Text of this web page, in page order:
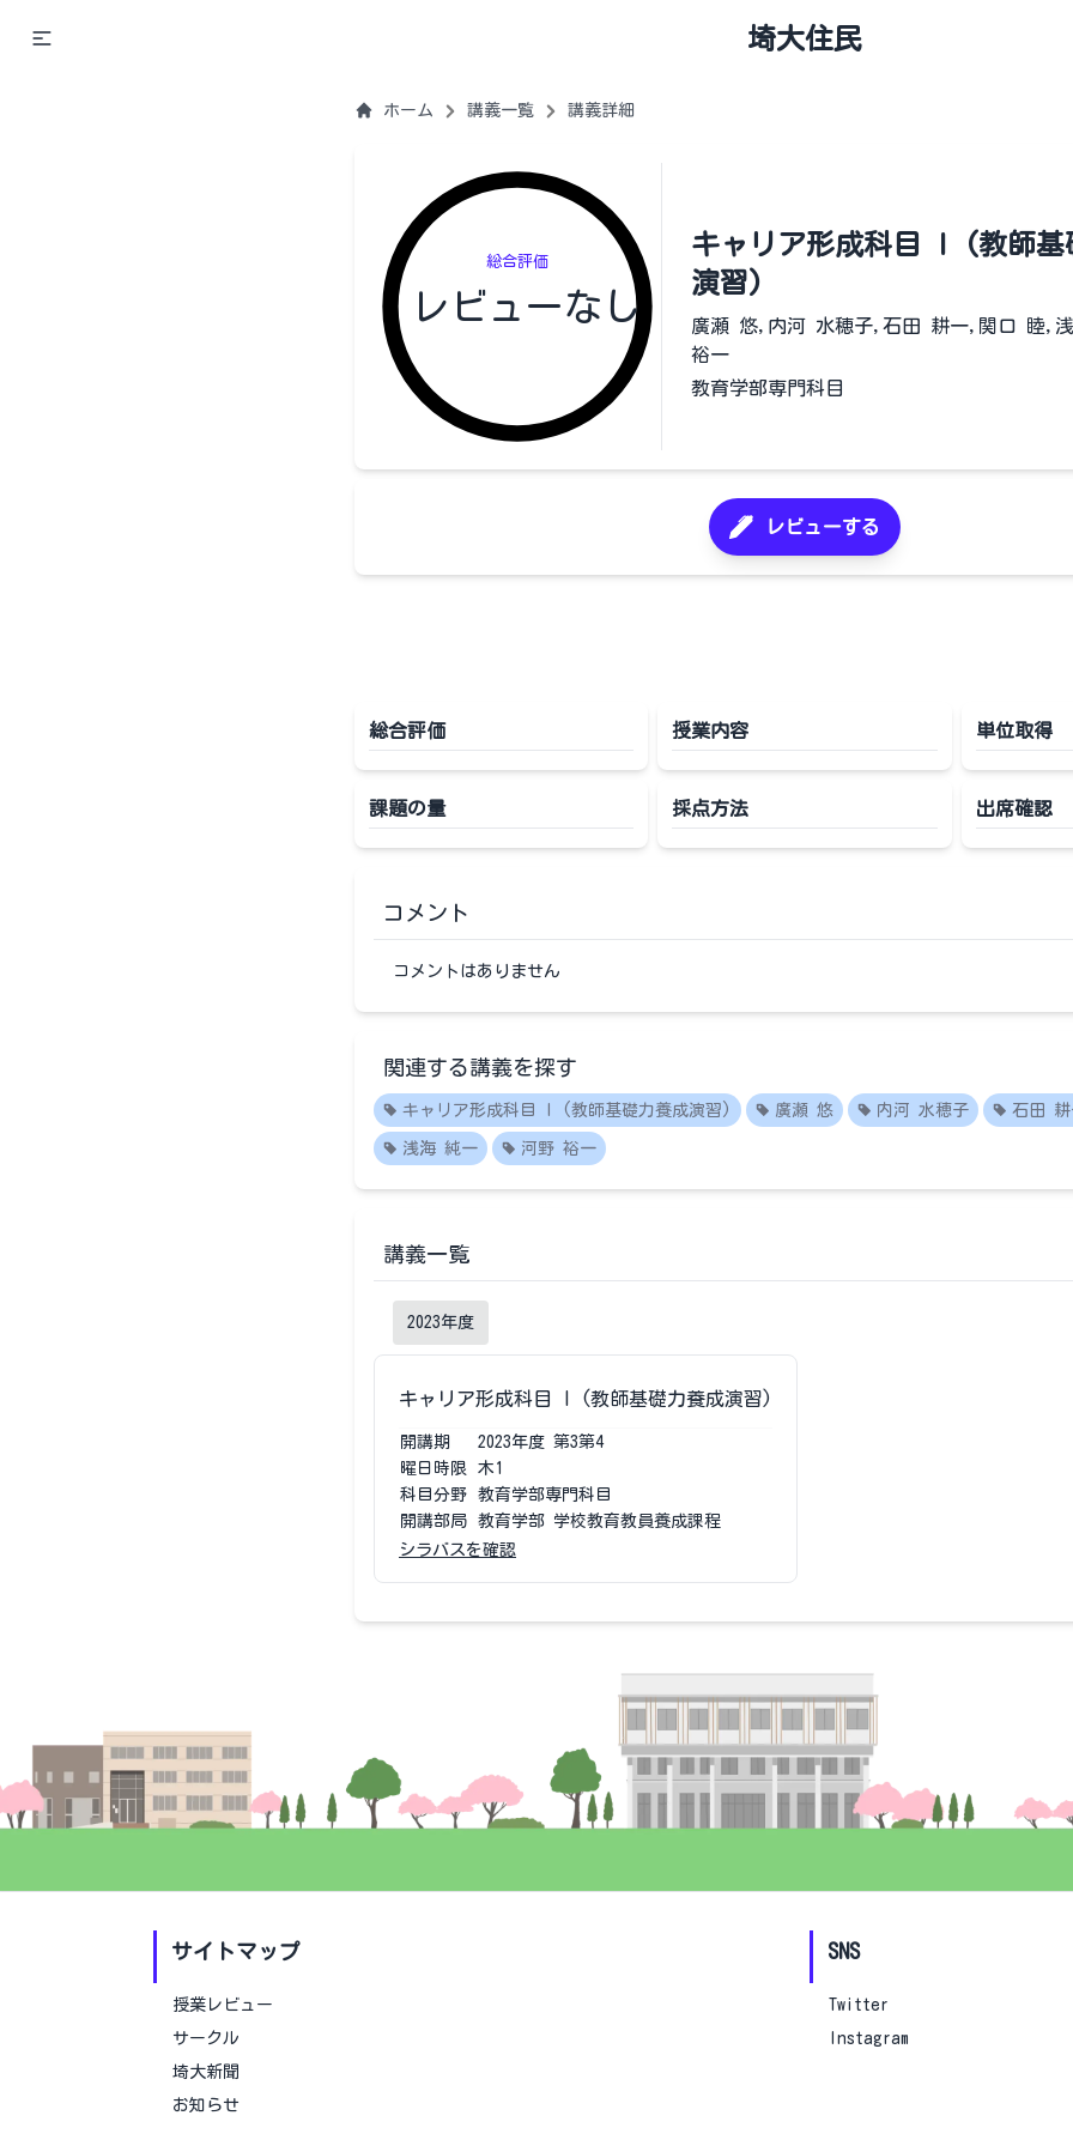
埼大住民
ホーム 講義一覧 講義詳細
総合評価
レビューなし
キャリア形成科目 I (教師基
演習)
廣瀬 悠,内河 水穂子,石田 耕一,関口 睦,
裕一
教育学部専門科目
レビューする
総合評価 授業内容 単位取得
課題の量 採点方法 出席確認
コメント
コメントはありません
関連する講義を探す
キャリア形成科目 I (教師基礎力養成演習) 廣瀬 悠 内河 水穂子 石田 耕
浅海 純一 河野 裕一
講義一覧
2023年度
キャリア形成科目 I (教師基礎力養成演習)
開講期 2023年度 第3第4
曜日時限
木1
科目分野
教育学部専門科目
開講部局
教育学部 学校教育教員養成課程
シラバスを確認
サイトマップ
授業レビュー
サークル
埼大新聞
お知らせ
SNS
Twitter
Instagram